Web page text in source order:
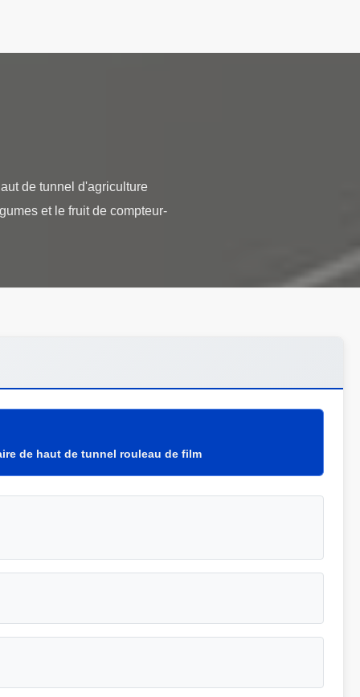
de tunnel d'agriculture
et le fruit de compteur-
de haut de tunnel rouleau de film